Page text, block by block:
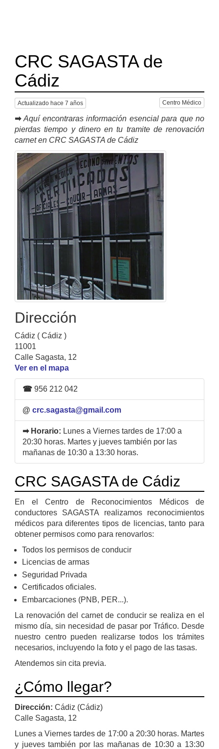
CRC SAGASTA de
Cádiz
Actualizado hace 7 años Centro Médico
➡ Aquí encontraras información esencial para que no
pierdas tiempo y dinero en tu tramite de renovación
carnet en CRC SAGASTA de Cádiz
Dirección
Cádiz ( Cádiz )
11001
Calle Sagasta, 12
Ver en el mapa
☎ 956 212 042
@ crc.sagasta@gmail.com
➡ Horario: Lunes a Viernes tardes de 17:00 a
20:30 horas. Martes y jueves también por las
mañanas de 10:30 a 13:30 horas.
CRC SAGASTA de Cádiz
En el Centro de Reconocimientos Médicos de
conductores SAGASTA realizamos reconocimientos
médicos para diferentes tipos de licencias, tanto para
obtener permisos como para renovarlos:
Todos los permisos de conducir
Licencias de armas
Seguridad Privada
Certificados oficiales.
Embarcaciones (PNB, PER...).
La renovación del carnet de conducir se realiza en el
mismo día, sin necesidad de pasar por Tráfico. Desde
nuestro centro pueden realizarse todos los trámites
necesarios, incluyendo la foto y el pago de las tasas.
Atendemos sin cita previa.
¿Cómo llegar?
Dirección: Cádiz (Cádiz)
Calle Sagasta, 12
Lunes a Viernes tardes de 17:00 a 20:30 horas. Martes
y jueves también por las mañanas de 10:30 a 13:30